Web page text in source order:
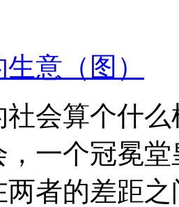
意（图）
会算个什
，一个冠冕
两者的差距